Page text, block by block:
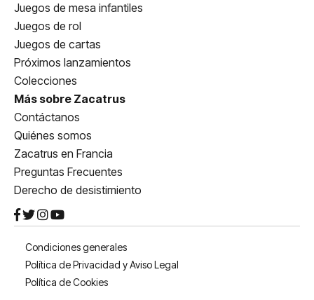
Juegos de mesa infantiles
Juegos de rol
Juegos de cartas
Próximos lanzamientos
Colecciones
Más sobre Zacatrus
Contáctanos
Quiénes somos
Zacatrus en Francia
Preguntas Frecuentes
Derecho de desistimiento
Condiciones generales
Política de Privacidad y Aviso Legal
Política de Cookies